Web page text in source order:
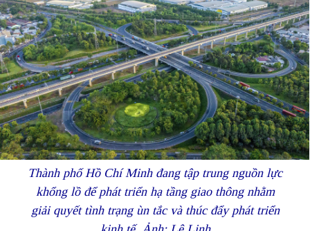
Thành phố Hồ Chí Minh đang tập trung nguồn lực
khổng lồ để phát triển hạ tầng giao thông nhằm
giải quyết tình trạng ùn tắc và thúc đẩy phát triển